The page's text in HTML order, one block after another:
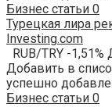
Бизнес статьи 0
Турецкая лира
Investing.com
RUB/TRY -
Добавить в
успешно
Бизнес статьи 0